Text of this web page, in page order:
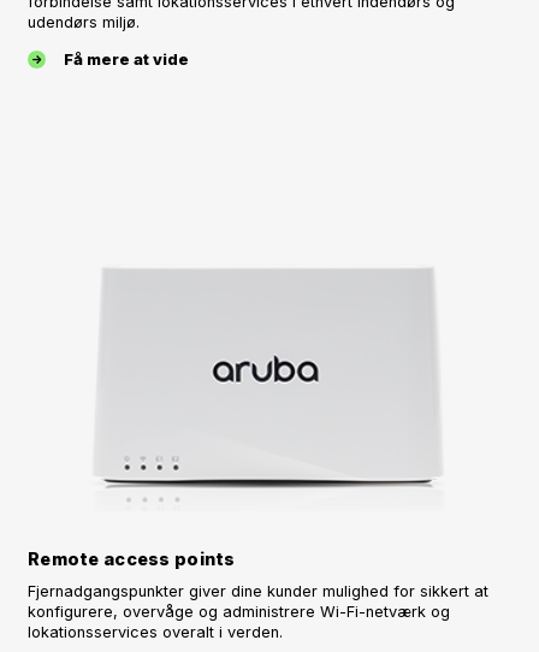
udendørs miljø.
Få mere at vide
Remote access points
Fjernadgangspunkter giver dine kunder mulighed for sikkert at
konfigurere, overvåge og administrere Wi-Fi-netværk og
lokationsservices overalt i verden.